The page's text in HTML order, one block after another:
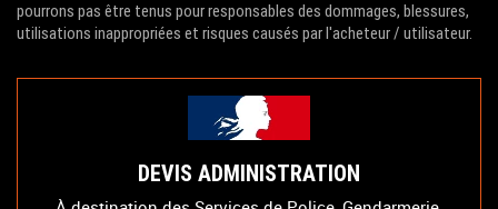
pourrons pas être tenus pour responsables des dommages, blessures,
utilisations inappropriées et risques causés par l'acheteur / utilisateur.
DEVIS ADMINISTRATION